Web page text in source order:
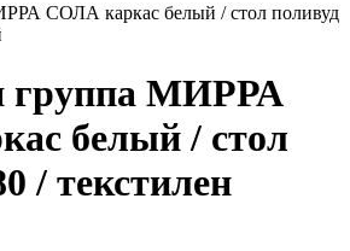
СОЛА каркас белый / стол поливуд
группа МИРРА
белый / стол
/ текстилен